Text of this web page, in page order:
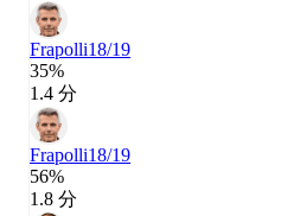
Frapolli18/19
35%
1.4 分
Frapolli18/19
56%
1.8 分